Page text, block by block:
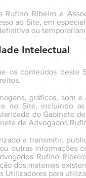
Rufino Ribeiro e
ao Site, em
ou
Intelectual
os conteúdos
gráficos, som
no Site, incluindo
do Gabinete
de Advogados
a transmitir,
outras informações
Rufino
dos materiais
Utilizadores para